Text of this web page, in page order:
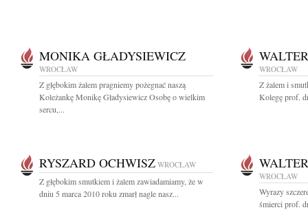
MONIKA GŁADYSIEWICZ
WROCŁAW
Z głębokim żalem pragniemy pożegnać naszą
Koleżankę Monikę Gładysiewicz Osobę o wielkim
sercu,...
WROCŁAW
Z żalem i
Kolegę prof.
RYSZARD OCHWISZ WROCŁAW
Z głębokim smutkiem i żalem zawiadamiamy, że w
dniu 5 marca 2010 roku zmarł nagle nasz...
WROCŁAW
Wyrazy
śmierci prof.